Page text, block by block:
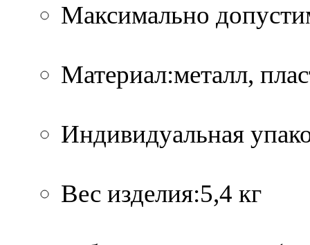
Максимально
Материал:металл,
Индивидуальная
Вес изделия:5,4 кг